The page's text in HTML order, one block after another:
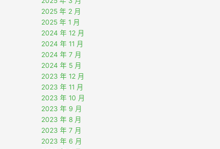
2025 年 2 月
2025 年 1 月
2024 年 12 月
2024 年 11 月
2024 年 7 月
2024 年 5 月
2023 年 12 月
2023 年 11 月
2023 年 10 月
2023 年 9 月
2023 年 8 月
2023 年 7 月
2023 年 6 月